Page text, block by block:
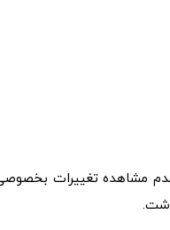
مشاهده تغییرات